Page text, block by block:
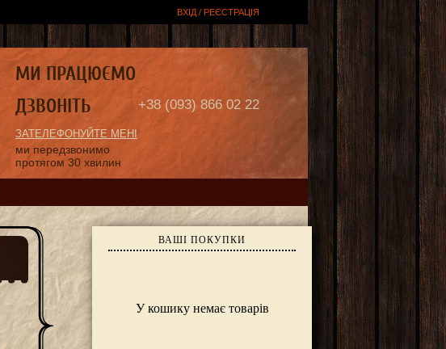
ВХІД / РЕЄСТРАЦІЯ
ВАШІ ПОКУПКИ
У кошику немає товарів
+38 (093) 866 02 22
ЗАТЕЛЕФОНУЙТЕ МЕНІ
ми передзвонимо
протягом 30 хвилин
МИ ПРАЦЮЄМО
ДЗВОНІТЬ